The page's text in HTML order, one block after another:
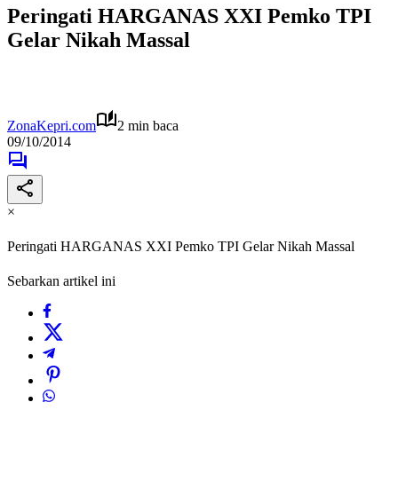
Peringati HARGANAS XXI Pemko TPI
Gelar Nikah Massal
ZonaKepri.com
2 min baca
09/10/2014
×
Peringati HARGANAS XXI Pemko TPI Gelar Nikah Massal
Sebarkan artikel ini